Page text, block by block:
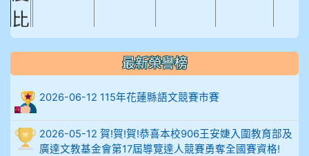
比
例
906陳兆宏 5A10+ 作文5
912余 嘉 5A10+
914謝佩臻 5A10+
最新榮譽榜
2026-06-12 115年花蓮縣語文競賽市賽
2026-05-12 賀!賀!賀!恭喜本校906王安婕入圍教育部及
廣達文教基金會第17屆導覽達人競賽勇奪全國賽資格!